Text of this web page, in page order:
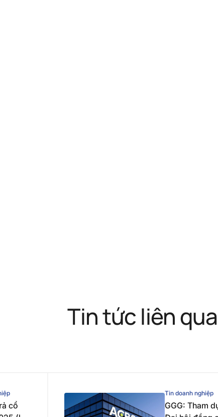
Tin tức liên
cổ
Tin doanh nghiệp
GGG: Tham